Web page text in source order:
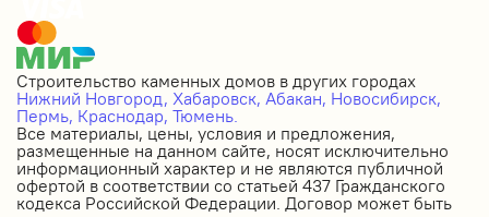
Строительство каменных домов в других городах
Нижний Новгород, Хабаровск, Абакан, Новосибирск,
Пермь, Краснодар, Тюмень.
Все материалы, цены, условия и предложения,
размещенные на данном сайте, носят исключительно
информационный характер и не являются публичной
офертой в соответствии со статьей 437 Гражданского
кодекса Российской Федерации. Договор может быть